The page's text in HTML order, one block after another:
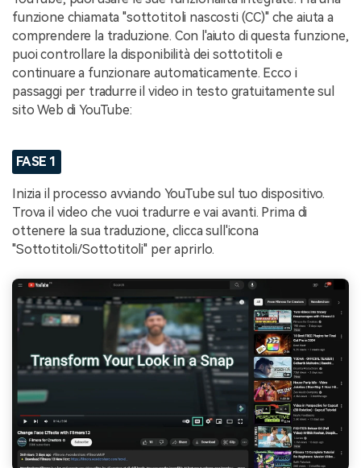
funzione chiamata "sottotitoli nascosti (CC)" che aiuta a
comprendere la traduzione. Con l'aiuto di questa funzione,
puoi controllare la disponibilità dei sottotitoli e
continuare a funzionare automaticamente. Ecco i
passaggi per tradurre il video in testo gratuitamente sul
sito Web di YouTube:
FASE 1
Inizia il processo avviando YouTube sul tuo dispositivo.
Trova il video che vuoi tradurre e vai avanti. Prima di
ottenere la sua traduzione, clicca sull'icona
"Sottotitoli/Sottotitoli" per aprirlo.